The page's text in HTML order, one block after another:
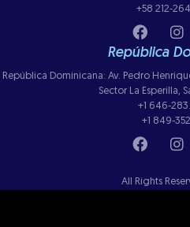
+58 212-
República
República Dominicana: Av. Pedro
Sector La Esperilla,
+1 646-
+1 849-
All Rights